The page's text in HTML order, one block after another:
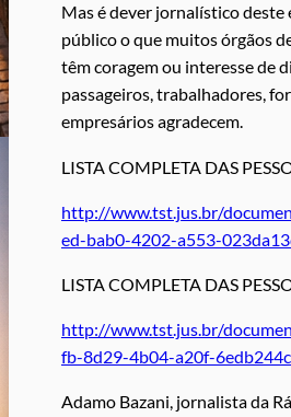
Mas é dever jornalístico deste
público o que muitos órgãos
têm coragem ou interesse de
passageiros, trabalhadores,
empresários agradecem.
LISTA COMPLETA DAS
http://www.tst.jus.br/
ed-bab0-4202-a553-
LISTA COMPLETA DAS
http://www.tst.jus.br/
fb-8d29-4b04-a20f-
Adamo Bazani, jornalista da